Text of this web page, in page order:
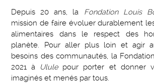
Depuis 20 ans, la Fondation Louis
mission de faire évoluer durablement
alimentaires dans le respect des
planète. Pour aller plus loin et agir
besoins des communautés, la
2021 à Ululepour porter et donner
imaginés et menés par tous.